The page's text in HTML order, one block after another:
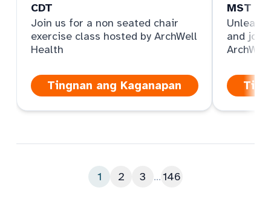
CDT
Join us for a non seated chair
exercise class hosted by ArchWell
Health
Tingnan ang Kaganapan
MST
and join
1 2 3 ...146